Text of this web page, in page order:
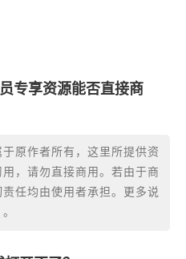
专享资源能否直接商
原作者所有，这里所提供资
，请勿直接商用。若由于商
任均由使用者承担。更多说